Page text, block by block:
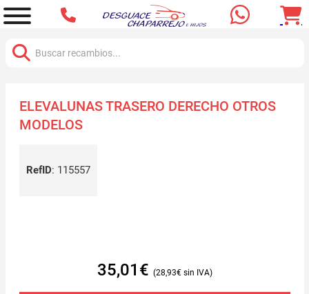
ELEVALUNAS TRASERO DERECHO OTROS
MODELOS
RefID: 115557
35,01 € 28,93€